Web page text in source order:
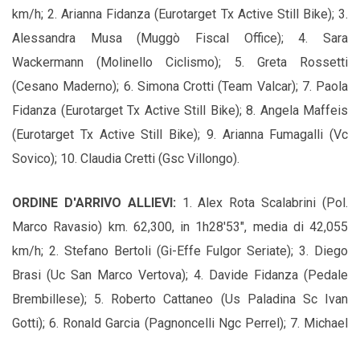
km/h; 2. Arianna Fidanza (Eurotarget Tx Active Still Bike); 3.
Alessandra Musa (Muggò Fiscal Office); 4. Sara
Wackermann (Molinello Ciclismo); 5. Greta Rossetti
(Cesano Maderno); 6. Simona Crotti (Team Valcar); 7. Paola
Fidanza (Eurotarget Tx Active Still Bike); 8. Angela Maffeis
(Eurotarget Tx Active Still Bike); 9. Arianna Fumagalli (Vc
Sovico); 10. Claudia Cretti (Gsc Villongo).
ORDINE D'ARRIVO ALLIEVI: 1. Alex Rota Scalabrini (Pol.
Marco Ravasio) km. 62,300, in 1h28'53", media di 42,055
km/h; 2. Stefano Bertoli (Gi-Effe Fulgor Seriate); 3. Diego
Brasi (Uc San Marco Vertova); 4. Davide Fidanza (Pedale
Brembillese); 5. Roberto Cattaneo (Us Paladina Sc Ivan
Gotti); 6. Ronald Garcia (Pagnoncelli Ngc Perrel); 7. Michael